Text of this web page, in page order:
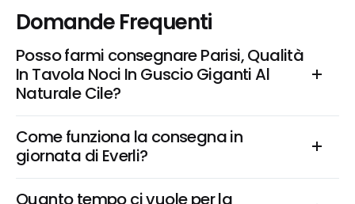
Domande Frequenti
Posso farmi consegnare Parisi, Qualità
In Tavola Noci In Guscio Giganti Al
Naturale Cile?
Come funziona la consegna in
giornata di Everli?
Quanto tempo ci vuole per la